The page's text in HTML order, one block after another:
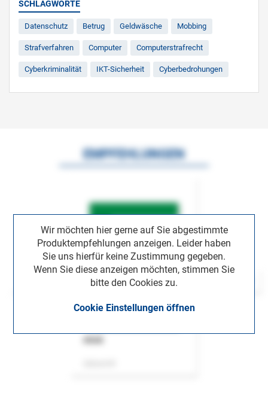
SCHLAGWORTE
Datenschutz Betrug Geldwäsche Mobbing
Strafverfahren Computer Computerstrafrecht
Cyberkriminalität IKT-Sicherheit Cyberbedrohungen
Wir möchten hier gerne auf Sie abgestimmte
Produktempfehlungen anzeigen. Leider haben
Sie uns hierfür keine Zustimmung gegeben.
Wenn Sie diese anzeigen möchten, stimmen Sie
bitte den Cookies zu.
Cookie Einstellungen öffnen
EMPFEHLUNGEN